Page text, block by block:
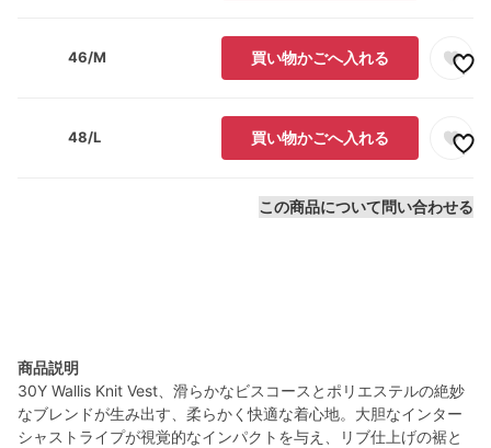
46/M 買い物かごへ入れる
48/L 買い物かごへ入れる
この商品について問い合わせる
商品説明
30Y Wallis Knit Vest、滑らかなビスコースとポリエステルの絶妙
なブレンドが生み出す、柔らかく快適な着心地。大胆なインター
シャストライプが視覚的なインパクトを与え、リブ仕上げの裾と